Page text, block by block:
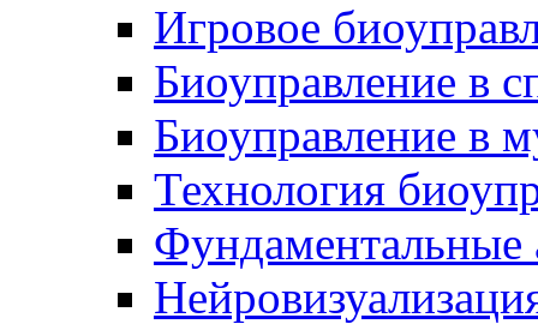
Игровое
Биоуправление в
Биоуправление в
Технология
Фундаментальные